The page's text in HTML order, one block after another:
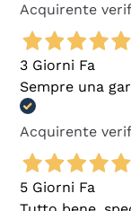
Acquirente
3 Giorni Fa
Sempre una
Acquirente
5 Giorni Fa